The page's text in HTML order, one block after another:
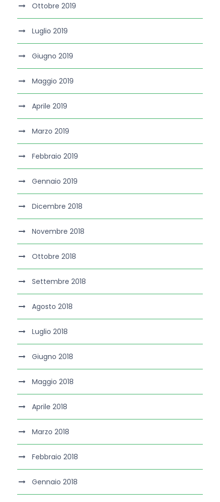
Ottobre 2019
Luglio 2019
Giugno 2019
Maggio 2019
Aprile 2019
Marzo 2019
Febbraio 2019
Gennaio 2019
Dicembre 2018
Novembre 2018
Ottobre 2018
Settembre 2018
Agosto 2018
Luglio 2018
Giugno 2018
Maggio 2018
Aprile 2018
Marzo 2018
Febbraio 2018
Gennaio 2018